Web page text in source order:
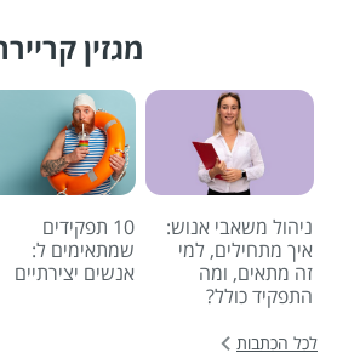
מגזין
ניהול משאבי אנוש:
איך מתחילים, למי
זה מתאים, ומה
התפקיד כולל?
10 תפקידים
שמתאימים ל:
אנשים יצירתיים
לכל הכתבות